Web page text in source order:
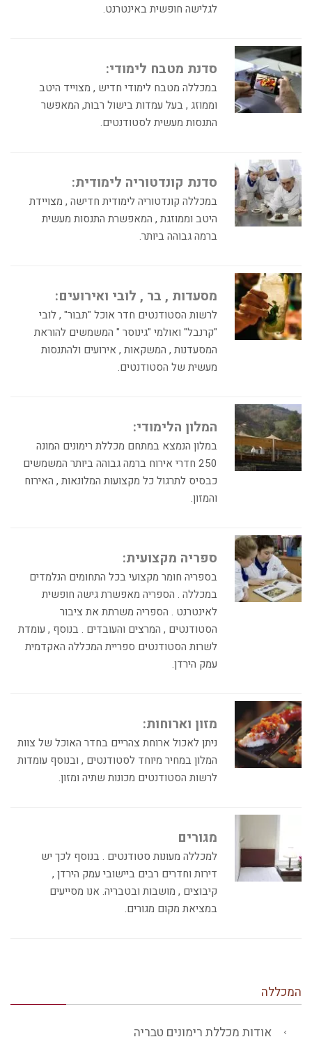
לגלישה חופשית באינטרנט.
סדנת מטבח לימודי:
במכללה מטבח לימודי חדיש , מצוייד היטב
וממוזג , בעל עמדות בישול רבות, המאפשר
התנסות מעשית לסטודנטים.
סדנת קונדטוריה לימודית:
במכללה קונדטוריה לימודית חדישה , מצויידת
היטב וממוזגת , המאפשרת התנסות מעשית
ברמה גבוהה ביותר.
מסעדות , בר , לובי ואירועים:
לרשות הסטודנטים חדר אוכל "תבור" , לובי
"קרנבל" ואולמי "גינוסר " המשמשים להוראת
המסעדנות , המשקאות , אירועים ולהתנסות
מעשית של הסטודנטים.
המלון הלימודי:
במלון הנמצא במתחם מכללת רימונים המונה
250 חדרי אירוח ברמה גבוהה ביותר המשמשים
כבסיס לתרגול כל מקצועות המלונאות , האירוח
והמזון.
ספריה מקצועית:
בספריה חומר מקצועי בכל התחומים הנלמדים
במכללה . הספריה מאפשרת גישה חופשית
לאינטרנט . הספריה משרתת את ציבור
הסטודנטים , המרצים והעובדים . בנוסף , עומדת
לשרות הסטודנטים ספריית המכללה האקדמית
עמק הירדן.
מזון וארוחות:
ניתן לאכול ארוחת צהריים בחדר האוכל של צוות
המלון במחיר מיוחד לסטודנטים , ובנוסף עומדות
לרשות הסטודנטים מכונות שתיה ומזון.
מגורים
למכללה מעונות סטודנטים . בנוסף לכך יש
דירות וחדרים רבים ביישובי עמק הירדן ,
קיבוצים , מושבות ובטבריה. אנו מסייעים
במציאת מקום מגורים.
המכללה
אודות מכללת רימונים טבריה